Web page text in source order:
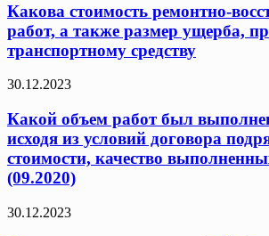
Какова стоимость ремонтно-
работ, а также размер ущерба,
транспортному средству
30.12.2023
Какой объем работ был
исходя из условий договора
стоимости, качество
(09.2020)
30.12.2023